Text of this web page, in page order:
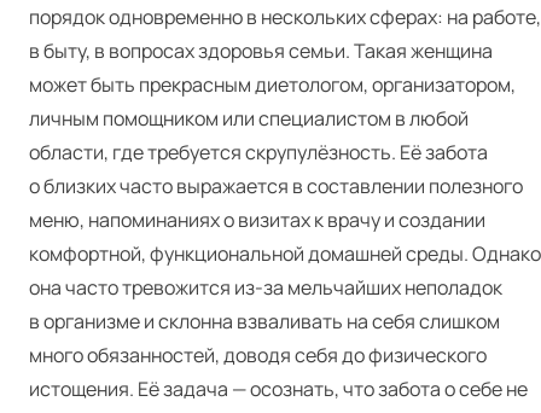
порядок одновременно в нескольких сферах: на работе,
в быту, в вопросах здоровья семьи. Такая женщина
может быть прекрасным диетологом, организатором,
личным помощником или специалистом в любой
области, где требуется скрупулёзность. Её забота
о близких часто выражается в составлении полезного
меню, напоминаниях о визитах к врачу и создании
комфортной, функциональной домашней среды. Однако
она часто тревожится из-за мельчайших неполадок
в организме и склонна взваливать на себя слишком
много обязанностей, доводя себя до физического
истощения. Её задача — осознать, что забота о себе не